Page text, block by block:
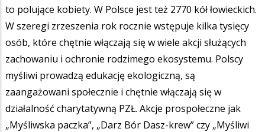
to polujące kobiety. W Polsce jest też 2770 kół łowieckich.
W szeregi zrzeszenia rok rocznie wstępuje kilka tysięcy
osób, które chętnie włączają się w wiele akcji służących
zachowaniu i ochronie rodzimego ekosystemu. Polscy
myśliwi prowadzą edukację ekologiczną, są
zaangażowani społecznie i chętnie włączają się w
działalność charytatywną PZŁ. Akcje prospołeczne jak
„Myśliwska paczka”, „Darz Bór Dasz-krew” czy „Myśliwi